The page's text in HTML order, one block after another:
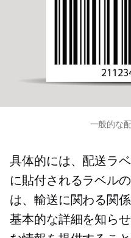
一般的な
具体的には、配送ラ
に貼付されるラベル
は、輸送に関わる関
基本的な詳細を知ら